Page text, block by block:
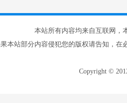
本站所有内容均来自互联网，
本站部分内容侵犯您的版权请告知，在
Copyright ©